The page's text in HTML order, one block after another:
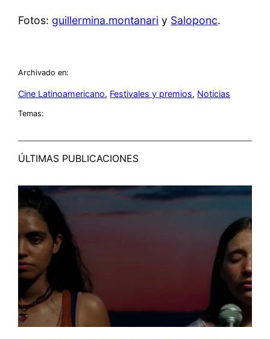
Fotos: guillermina.montanari y Saloponc.
Archivado en:
Cine Latinoamericano, Festivales y premios, Noticias
Temas:
ÚLTIMAS PUBLICACIONES